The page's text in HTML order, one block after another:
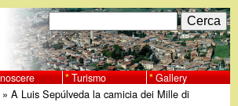
F
o
C
e
r
c
a
Turismo Gallery
»A Luis Sepúlveda la camicia dei Mille di